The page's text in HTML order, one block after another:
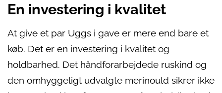
En investering i kvalitet
At give et par Uggs i gave er mere end bare et
køb. Det er en investering i kvalitet og
holdbarhed. Det håndforarbejdede ruskind og
den omhyggeligt udvalgte merinould sikrer ikke